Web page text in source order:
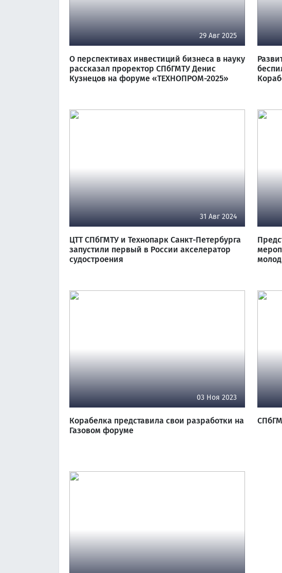
29 Авг 2025
О перспективах инвестиций бизнеса в науку
рассказал проректор СПбГМТУ Денис
Кузнецов на форуме «ТЕХНОПРОМ-2025»
31 Авг 2024
ЦТТ СПбГМТУ и Технопарк Санкт-Петербурга
запустили первый в России акселератор
судостроения
03 Ноя 2023
Корабелка представила свои разработки на
Газовом форуме